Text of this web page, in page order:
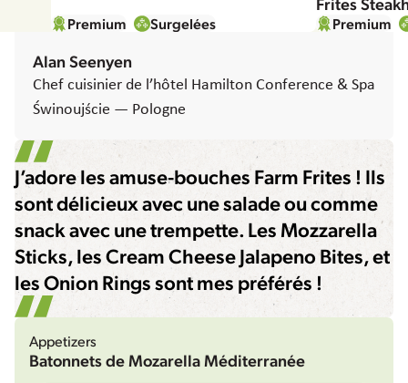
Premium Surgelées Premium
Alan Seenyen
Chef cuisinier de l’hôtel Hamilton Conference & Spa
Świnoujście — Pologne
J’adore les amuse-bouches Farm Frites ! Ils
sont délicieux avec une salade ou comme
snack avec une trempette. Les Mozzarella
Sticks, les Cream Cheese Jalapeno Bites, et
les Onion Rings sont mes préférés !
Appetizers
Batonnets de Mozarella Méditerranée